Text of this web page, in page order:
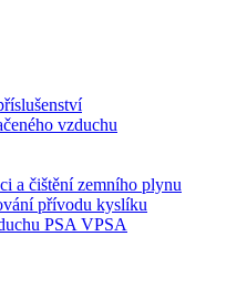
vzduchu
a čištění zemního plynu
přívodu kyslíku
PSA VPSA